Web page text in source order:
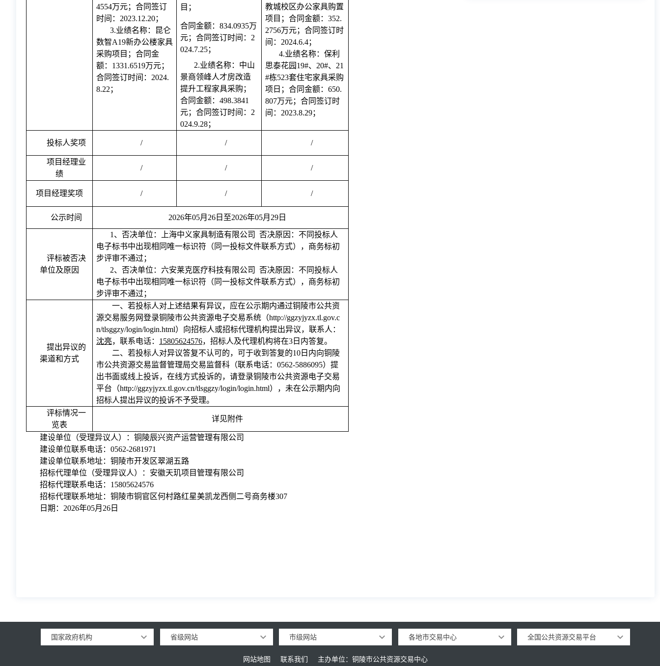
4554万元；合同签订
时间：2023.12.20；
3.业绩名称：
昆仑
数智A19新办公楼家具
采购项目 ；合同金
额： 1331.6519万元；
合同签订时间：2024.
8.22；
目；
合同金额： 834.0935万
元；合同签订时间：2
024.7.25；
2.业绩名称：中山
景商领峰人才房改造
提升工程家具采购；
合同金额：498.3841
元；合同签订时间：2
024.9.28；
教城校区办公家具购置
项目；合同金额：352.
2756万元；合同签订时
间：2024.6.4；
4.业绩名称：保利
思泰花园19#、20#、21
#栋523套住宅家具采购
项日；合同金额：650.
807万元；合同签订时
间：2023.8.29；
投标人奖项 / / /
项目经理业
绩
/ / /
项目经理奖项 / / /
公示时间 2026年05月26日至2026年05月29日
评标被否决
单位及原因
1、 否决单位：上海中义家具制造有限公司
否决原因：不同投标人
电子标书中出现相同唯一标识符（同一投标文件联系方式），商务标初
步评审不通过；
2、 否决单位：六安莱克医疗科技有限公司
否决原因：不同投标人
电子标书中出现相同唯一标识符（同一投标文件联系方式），商务标初
步评审不通过；
提出异议的
渠道和方式
一、若投标人对上述结果有异议，应在公示期内通过铜陵市公共资
源交易服务网登录铜陵市公共资源电子交易系统（http://ggzyjyzx.tl.gov.c
n/tlsggzy/login/login.html）向招标人或招标代理机构提出异议，联系人：
沈亮，联系电话： 15805624576，招标人及代理机构将在3日内答复。
二、若投标人对异议答复不认可的，可于收到答复的10日内向铜陵
市公共资源交易监督管理局交易监督科（联系电话：0562-5886095）提
出书面或线上投诉，在线方式投诉的，请登录铜陵市公共资源电子交易
平台（http://ggzyjyzx.tl.gov.cn/tlsggzy/login/login.html），未在公示期内向
招标人提出异议的投诉不予受理。
评标情况一
览表
详见附件
建设单位（受理异议人）：铜陵辰兴资产运营管理有限公司
建设单位联系电话： 0562-2681971
建设单位联系地址： 铜陵市开发区翠湖五路
招标代理单位（受理异议人）： 安徽天玑项目管理有限公司
招标代理联系电话： 15805624576
招标代理联系地址： 铜陵市铜官区何村路红星美凯龙西侧二号商务楼307
日期： 2026年05月 26 日
国家政府机构 省级网站 市级网站 各地市交易中心 全国公共资源交易平台
网站地图 联系我们 主办单位：铜陵市公共资源交易中心